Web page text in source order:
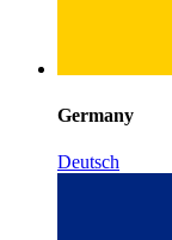
Germany
Deutsch